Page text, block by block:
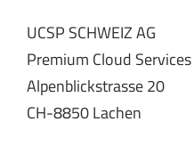
UCSP SCHWEIZ AG
Premium Cloud Services
Alpenblickstrasse 20
CH-8850 Lachen